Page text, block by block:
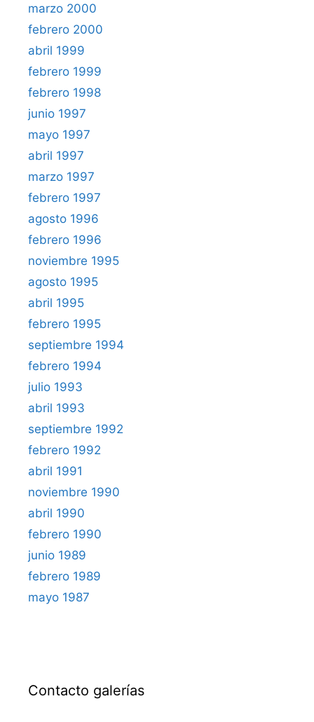
marzo 2000
febrero 2000
abril 1999
febrero 1999
febrero 1998
junio 1997
mayo 1997
abril 1997
marzo 1997
febrero 1997
agosto 1996
febrero 1996
noviembre 1995
agosto 1995
abril 1995
febrero 1995
septiembre 1994
febrero 1994
julio 1993
abril 1993
septiembre 1992
febrero 1992
abril 1991
noviembre 1990
abril 1990
febrero 1990
junio 1989
febrero 1989
mayo 1987
Contacto galerías